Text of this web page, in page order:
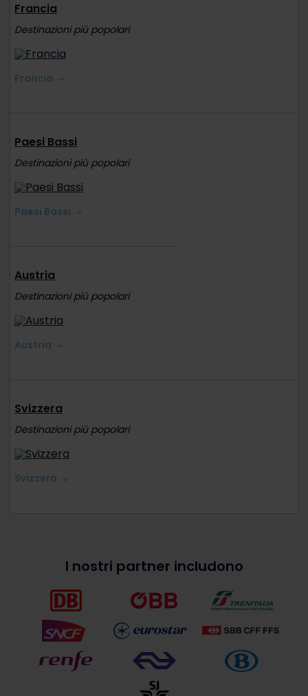
Francia
Destinazioni più popolari
Francia
Paesi Bassi
Destinazioni più popolari
Paesi Bassi
Austria
Destinazioni più popolari
Austria
Svizzera
Destinazioni più popolari
Svizzera
I nostri partner includono